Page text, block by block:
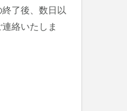
終了後、数日以
連絡いたしま